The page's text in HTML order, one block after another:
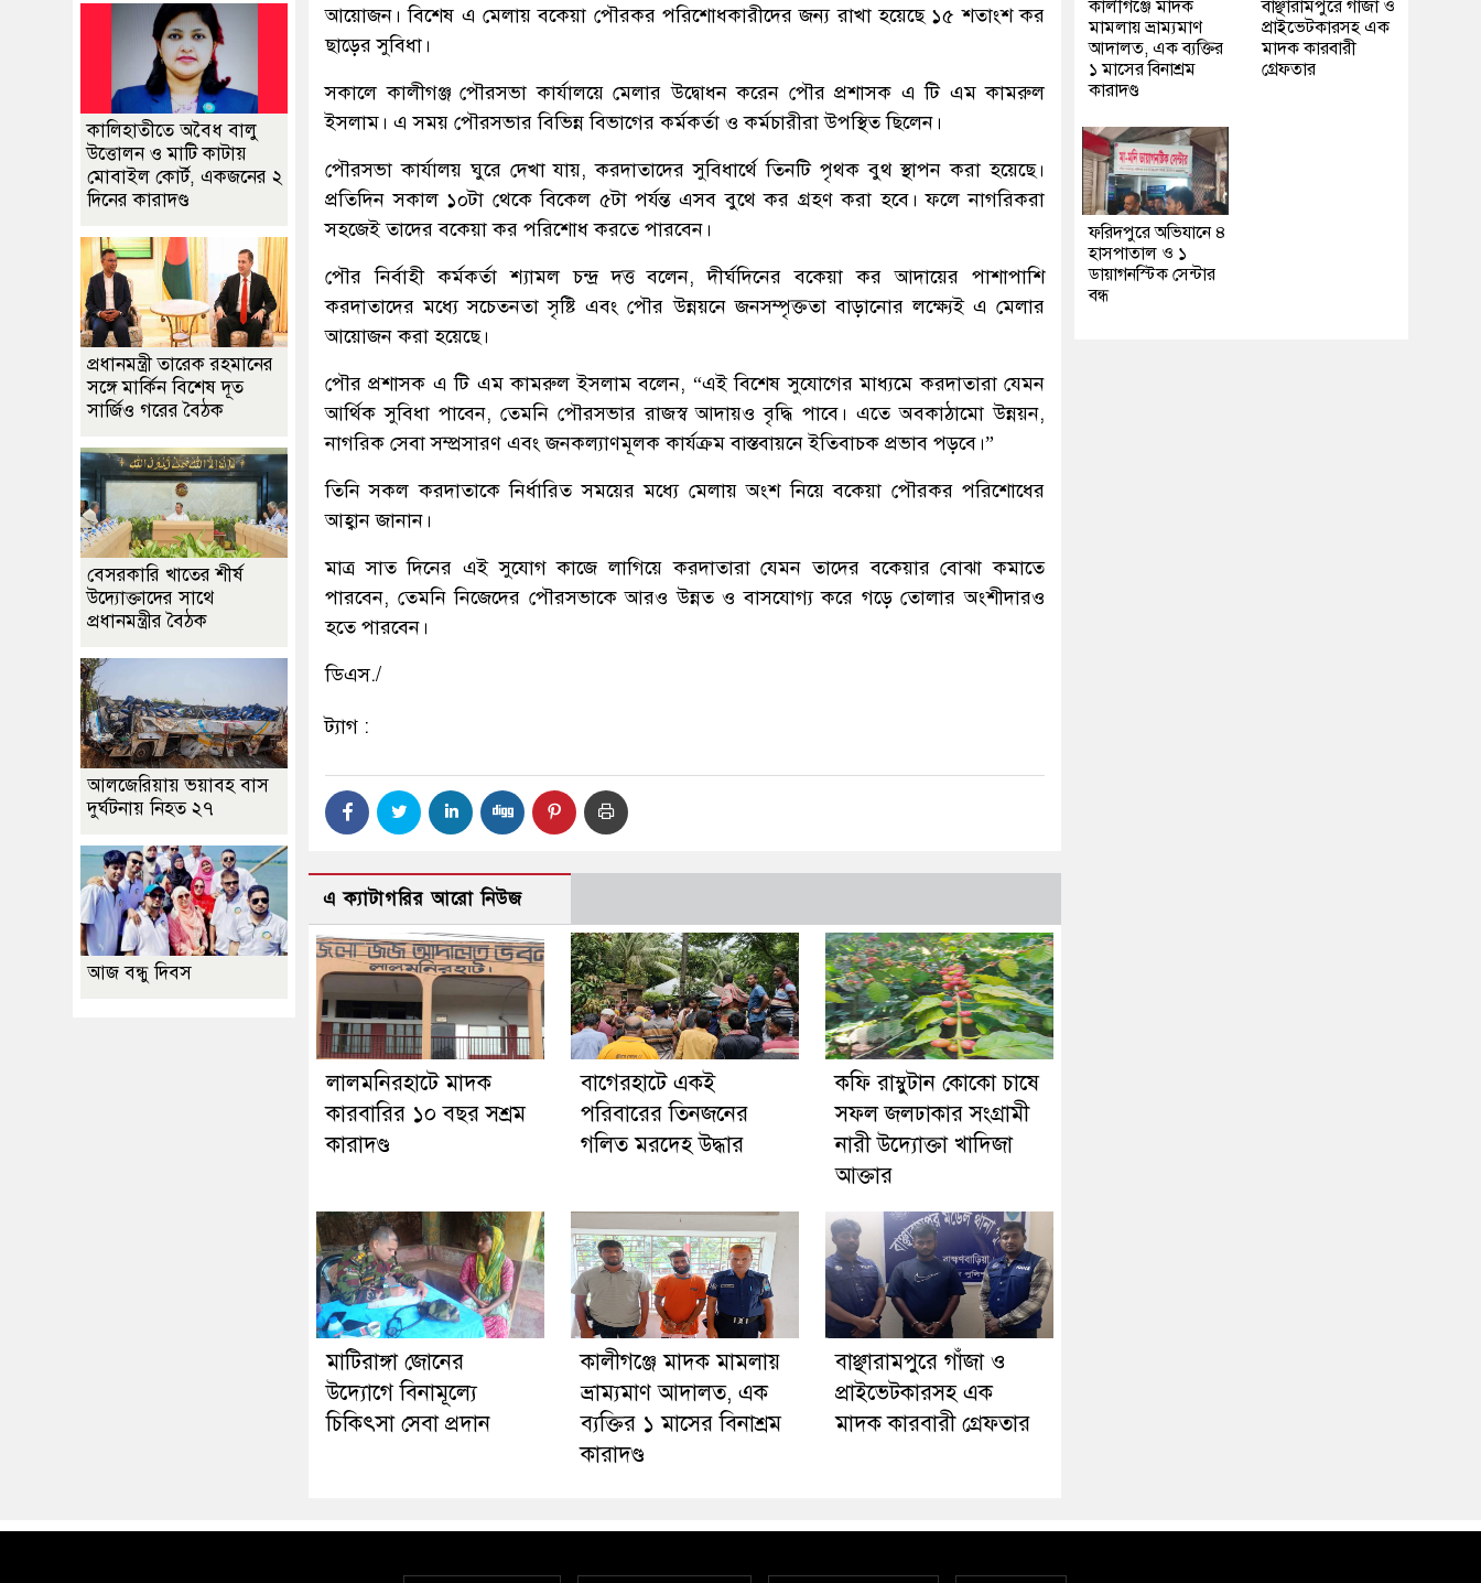
আয়োজন। বিশেষ এ মেলায় বকেয়া পৌরকর পরিশোধকারীদের জন্য রাখা হয়েছে ১৫ শতাংশ কর
ছাড়ের সুবিধা।
সকালে কালীগঞ্জ পৌরসভা কার্যালয়ে মেলার উদ্বোধন করেন পৌর প্রশাসক এ টি এম কামরুল
ইসলাম। এ সময় পৌরসভার বিভিন্ন বিভাগের কর্মকর্তা ও কর্মচারীরা উপস্থিত ছিলেন।
পৌরসভা কার্যালয় ঘুরে দেখা যায়, করদাতাদের সুবিধার্থে তিনটি পৃথক বুথ স্থাপন করা হয়েছে।
প্রতিদিন সকাল ১০টা থেকে বিকেল ৫টা পর্যন্ত এসব বুথে কর গ্রহণ করা হবে। ফলে নাগরিকরা
সহজেই তাদের বকেয়া কর পরিশোধ করতে পারবেন।
পৌর নির্বাহী কর্মকর্তা শ্যামল চন্দ্র দত্ত বলেন, দীর্ঘদিনের বকেয়া কর আদায়ের পাশাপাশি
করদাতাদের মধ্যে সচেতনতা সৃষ্টি এবং পৌর উন্নয়নে জনসম্পৃক্ততা বাড়ানোর লক্ষ্যেই এ মেলার
আয়োজন করা হয়েছে।
পৌর প্রশাসক এ টি এম কামরুল ইসলাম বলেন, “এই বিশেষ সুযোগের মাধ্যমে করদাতারা যেমন
আর্থিক সুবিধা পাবেন, তেমনি পৌরসভার রাজস্ব আদায়ও বৃদ্ধি পাবে। এতে অবকাঠামো উন্নয়ন,
নাগরিক সেবা সম্প্রসারণ এবং জনকল্যাণমূলক কার্যক্রম বাস্তবায়নে ইতিবাচক প্রভাব পড়বে।”
তিনি সকল করদাতাকে নির্ধারিত সময়ের মধ্যে মেলায় অংশ নিয়ে বকেয়া পৌরকর পরিশোধের
আহ্বান জানান।
মাত্র সাত দিনের এই সুযোগ কাজে লাগিয়ে করদাতারা যেমন তাদের বকেয়ার বোঝা কমাতে
পারবেন, তেমনি নিজেদের পৌরসভাকে আরও উন্নত ও বাসযোগ্য করে গড়ে তোলার অংশীদারও
হতে পারবেন।
ডিএস./
ট্যাগ :
এ ক্যাটাগরির আরো নিউজ
লালমনিরহাটে মাদক
কারবারির ১০ বছর সশ্রম
কারাদণ্ড
‎বাগেরহাটে একই
পরিবারের তিনজনের
গলিত মরদেহ উদ্ধার
কফি রাম্বুটান কোকো চাষে
সফল জলঢাকার সংগ্রামী
নারী উদ্যোক্তা খাদিজা
আক্তার
মাটিরাঙ্গা জোনের
উদ্যোগে বিনামূল্যে
চিকিৎসা সেবা প্রদান
কালীগঞ্জে মাদক মামলায়
ভ্রাম্যমাণ আদালত, এক
ব্যক্তির ১ মাসের বিনাশ্রম
কারাদণ্ড
বাঞ্ছারামপুরে গাঁজা ও
প্রাইভেটকারসহ এক
মাদক কারবারী গ্রেফতার
কালিহাতীতে অবৈধ বালু
উত্তোলন ও মাটি কাটায়
মোবাইল কোর্ট, একজনের ২
দিনের কারাদণ্ড
প্রধানমন্ত্রী তারেক রহমানের
সঙ্গে মার্কিন বিশেষ দূত
সার্জিও গরের বৈঠক
বেসরকারি খাতের শীর্ষ
উদ্যোক্তাদের সাথে
প্রধানমন্ত্রীর বৈঠক
আলজেরিয়ায় ভয়াবহ বাস
দুর্ঘটনায় নিহত ২৭
আজ বন্ধু দিবস
কালীগঞ্জে মাদক
মামলায় ভ্রাম্যমাণ
আদালত, এক ব্যক্তির
১ মাসের বিনাশ্রম
কারাদণ্ড
বাঞ্ছারামপুরে গাঁজা ও
প্রাইভেটকারসহ এক
মাদক কারবারী
গ্রেফতার
ফরিদপুরে অভিযানে ৪
হাসপাতাল ও ১
ডায়াগনস্টিক সেন্টার
বন্ধ